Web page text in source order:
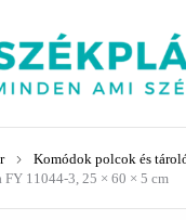
Komódok polcok és
FY 11044-3, 25 × 60 × 5 cm